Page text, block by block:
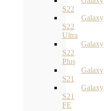
S22
Galaxy
S22
Ultra
Galaxy
S22
Plus
Galaxy
S21
Galaxy
S21
FE